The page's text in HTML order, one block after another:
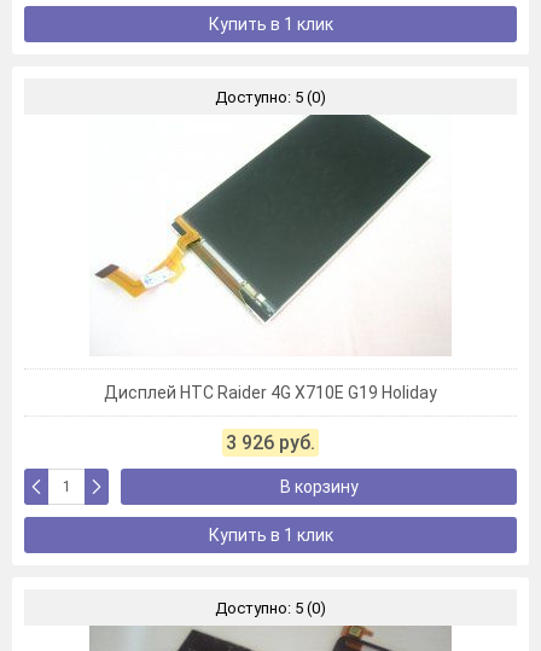
Купить в 1 клик
Доступно: 5 (0)
Дисплей HTC Raider 4G X710E G19 Holiday
3 926 руб.
В корзину
Купить в 1 клик
Доступно: 5 (0)